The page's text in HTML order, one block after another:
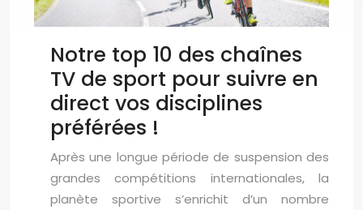
Notre top 10 des chaînes
TV de sport pour suivre en
direct vos disciplines
préférées !
Après une longue période de suspension des
grandes compétitions internationales, la
planète sportive s’enrichit d’un nombre